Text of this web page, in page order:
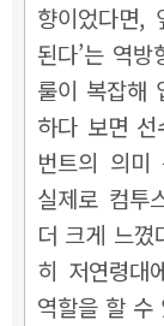
향이었다면,
된다’는 역
룰이 복잡해
하다 보면
번트의 의미
실제로 컴투
더 크게 느
히 저연령대
역할을 할 수